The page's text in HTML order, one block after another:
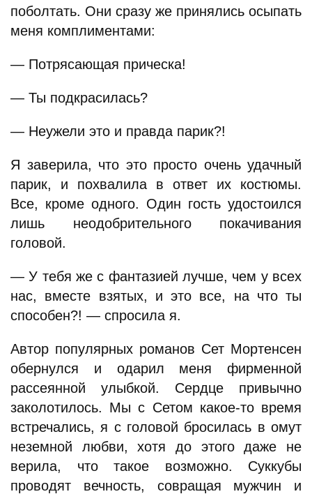
поболтать. Они сразу же принялись осыпать
меня комплиментами:
— Потрясающая прическа!
— Ты подкрасилась?
— Неужели это и правда парик?!
Я заверила, что это просто очень удачный
парик, и похвалила в ответ их костюмы.
Все, кроме одного. Один гость удостоился
лишь неодобрительного покачивания
головой.
— У тебя же с фантазией лучше, чем у всех
нас, вместе взятых, и это все, на что ты
способен?! — спросила я.
Автор популярных романов Сет Мортенсен
обернулся и одарил меня фирменной
рассеянной улыбкой. Сердце привычно
заколотилось. Мы с Сетом какое-то время
встречались, я с головой бросилась в омут
неземной любви, хотя до этого даже не
верила, что такое возможно. Суккубы
проводят вечность, совращая мужчин и